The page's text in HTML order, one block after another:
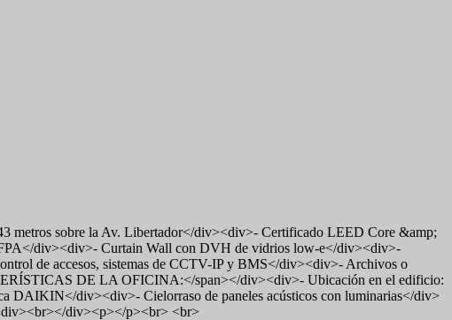
sobre la Av. Libertador</div><div>- Certificado LEED Core &amp;
div><div>- Curtain Wall con DVH de vidrios low-e</div><div>-
de accesos, sistemas de CCTV-IP y BMS</div><div>- Archivos o
DE LA OFICINA:</span></div><div>- Ubicación en el edificio:
DAIKIN</div><div>- Cielorraso de paneles acústicos con luminarias</div>
div><p></p><br> <br>